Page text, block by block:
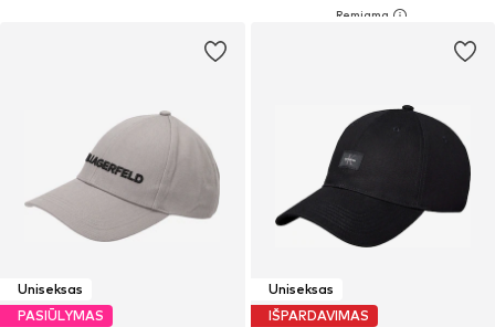
Uniseksas
PASIŪLYMAS
Uniseksas
IŠPARDAVIMAS